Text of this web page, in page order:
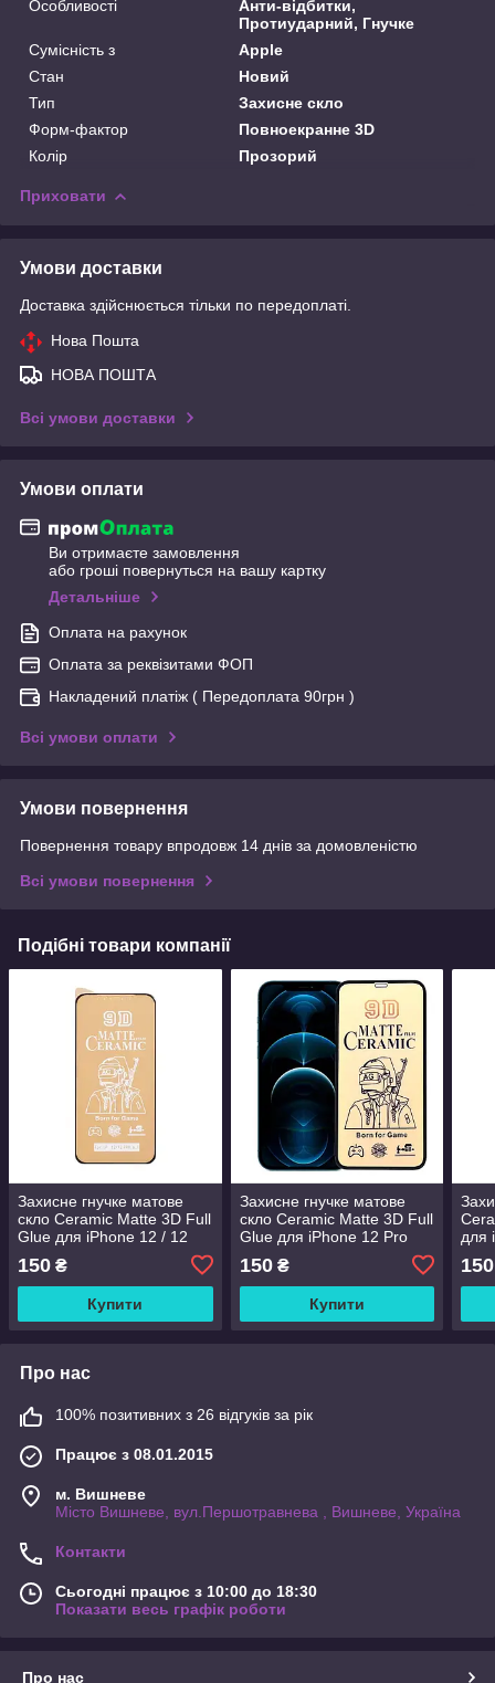
Особливості
Анти-відбитки,
Протиударний, Гнучке
Сумісність з
Apple
Стан
Новий
Тип
Захисне скло
Форм-фактор
Повноекранне 3D
Колір
Прозорий
Приховати
Умови доставки
Доставка здійснюється тільки по передоплаті.
Нова Пошта
НОВА ПОШТА
Всі умови доставки
Умови оплати
Ви отримаєте замовлення
або гроші повернуться на вашу картку
Детальніше
Оплата на рахунок
Оплата за реквізитами ФОП
Накладений платіж ( Передоплата 90грн )
Всі умови оплати
Умови повернення
Повернення товару впродовж 14 днів за домовленістю
Всі умови повернення
Подібні товари компанії
Захисне гнучке матове
скло Ceramic Matte 3D Full
Glue для iPhone 12 / 12
150 ₴
Купити
Захисне гнучке матове
скло Ceramic Matte 3D Full
Glue для iPhone 12 Pro
150₴
Купити
для
150
Про нас
100% позитивних з 26 відгуків за рік
Працює з 08.01.2015
м. Вишневе
Місто Вишневе, вул.Першотравнева , Вишневе, Україна
Контакти
Сьогодні працює з 10:00 до 18:30
Показати весь графік роботи
Про нас